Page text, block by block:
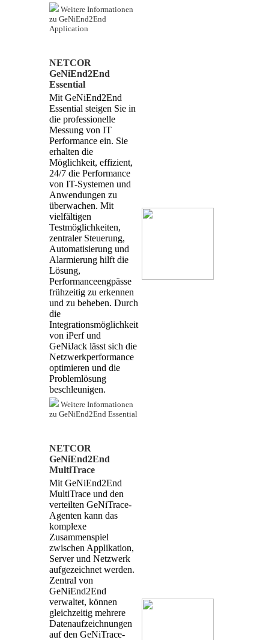
Weitere Informationen
zu GeNiEnd2End
Application
NETCOR
GeNiEnd2End
Essential
Mit GeNiEnd2End
Essential steigen Sie in
die professionelle
Messung von IT
Performance ein. Sie
erhalten die
Möglichkeit, effizient,
24/7 die Performance
von IT-Systemen und
Anwendungen zu
überwachen. Mit
vielfältigen
Testmöglichkeiten,
zentraler Steuerung,
Automatisierung und
Alarmierung hilft die
Lösung,
Performanceengpässe
frühzeitig zu erkennen
und zu beheben. Durch
die
Integrationsmöglichkeit
von iPerf und
GeNiJack lässt sich die
Netzwerkperformance
optimieren und die
Problemlösung
beschleunigen.
Weitere Informationen
zu GeNiEnd2End Essential
NETCOR
GeNiEnd2End
MultiTrace
Mit GeNiEnd2End
MultiTrace und den
verteilten GeNiTrace-
Agenten kann das
komplexe
Zusammenspiel
zwischen Applikation,
Server und Netzwerk
aufgezeichnet werden.
Zentral von
GeNiEnd2End
verwaltet, können
gleichzeitig mehrere
Datenaufzeichnungen
auf den GeNiTrace-